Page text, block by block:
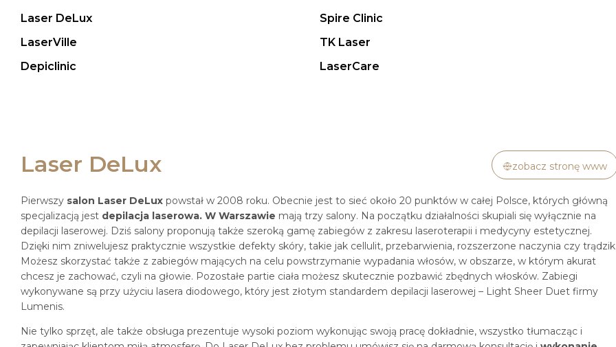
Laser DeLux
Spire Clinic
LaserVille
TK Laser
Depiclinic
LaserCare
Laser DeLux zobacz stronę www
Pierwszy salon Laser DeLux powstał w 2008 roku. Obecnie jest to sieć około 20 punktów w całej Polsce, których główną
specjalizacją jest depilacja laserowa. W Warszawie mają trzy salony. Na początku działalności skupiali się wyłącznie na
depilacji laserowej. Dziś salony proponują także szeroką gamę zabiegów z zakresu laseroterapii i medycyny estetycznej.
Dzięki nim zniwelujesz praktycznie wszystkie defekty skóry, takie jak cellulit, przebarwienia, rozszerzone naczynia czy
Możesz skorzystać także z zabiegów mających na celu powstrzymanie wypadania włosów, w obszarze, w którym akurat
chcesz je zachować, czyli na głowie. Pozostałe partie ciała możesz skutecznie pozbawić zbędnych włosków. Zabiegi
wykonywane są przy użyciu lasera diodowego, który jest złotym standardem depilacji laserowej – Light Sheer Duet firmy
Lumenis.
Nie tylko sprzęt, ale także obsługa prezentuje wysoki poziom wykonując swoją pracę dokładnie, wszystko tłumacząc i